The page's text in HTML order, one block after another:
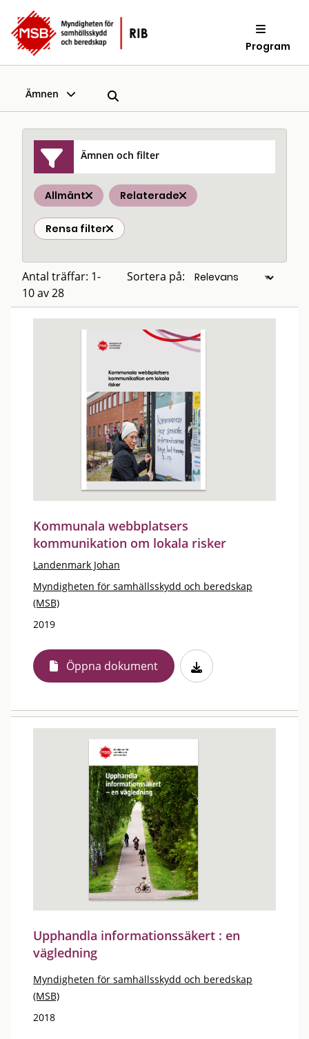
Program
Ämnen
Ämnen och filter
Allmänt Relaterade
Rensa filter
Antal träffar: 1-
10 av 28
Sortera på:
Kommunala webbplatsers
kommunikation om lokala risker
Landenmark Johan
Myndigheten för samhällsskydd och beredskap
(MSB)
2019
Öppna dokument
Upphandla informationssäkert : en
vägledning
Myndigheten för samhällsskydd och beredskap
(MSB)
2018